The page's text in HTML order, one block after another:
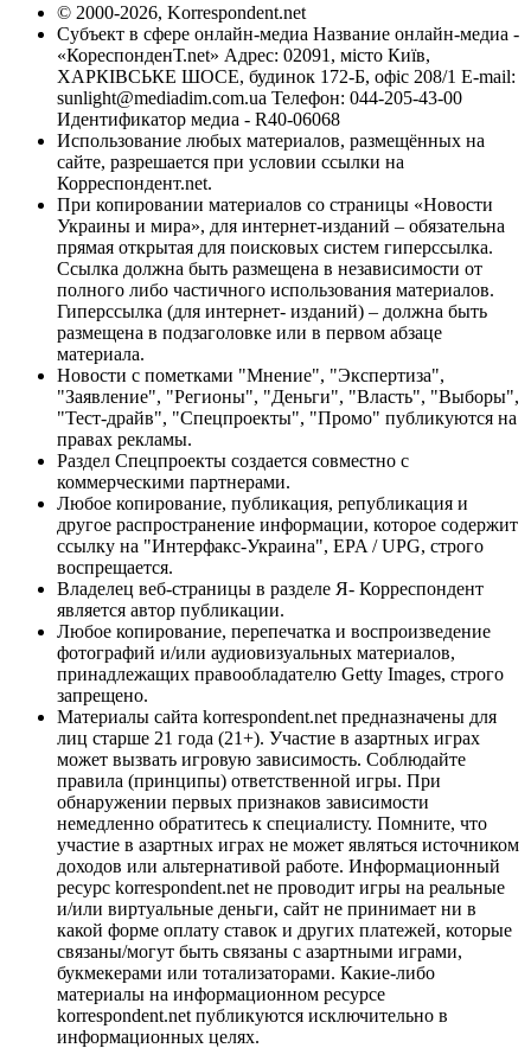
© 2000-2026, Korrespondent.net
Субъект в сфере онлайн-медиа Название онлайн-медиа -
«КореспонденТ.net» Адрес: 02091, місто Київ,
ХАРКІВСЬКЕ ШОСЕ, будинок 172-Б, офіс 208/1 E-mail:
sunlight@mediadim.com.ua Телефон: 044-205-43-00
Идентификатор медиа - R40-06068
Использование любых материалов, размещённых на
сайте, разрешается при условии ссылки на
Корреспондент.net.
При копировании материалов со страницы «Новости
Украины и мира», для интернет-изданий – обязательна
прямая открытая для поисковых систем гиперссылка.
Ссылка должна быть размещена в независимости от
полного либо частичного использования материалов.
Гиперссылка (для интернет- изданий) – должна быть
размещена в подзаголовке или в первом абзаце
материала.
Новости с пометками "Мнение", "Экспертиза",
"Заявление", "Регионы", "Деньги", "Власть", "Выборы",
"Тест-драйв", "Спецпроекты", "Промо" публикуются на
правах рекламы.
Раздел Спецпроекты создается совместно с
коммерческими партнерами.
Любое копирование, публикация, републикация и
другое распространение информации, которое содержит
ссылку на "Интерфакс-Украина", EPA / UPG, строго
воспрещается.
Владелец веб-страницы в разделе Я- Корреспондент
является автор публикации.
Любое копирование, перепечатка и воспроизведение
фотографий и/или аудиовизуальных материалов,
принадлежащих правообладателю Getty Images, строго
запрещено.
Материалы сайта korrespondent.net предназначены для
лиц старше 21 года (21+). Участие в азартных играх
может вызвать игровую зависимость. Соблюдайте
правила (принципы) ответственной игры. При
обнаружении первых признаков зависимости
немедленно обратитесь к специалисту. Помните, что
участие в азартных играх не может являться источником
доходов или альтернативой работе. Информационный
ресурс korrespondent.net не проводит игры на реальные
и/или виртуальные деньги, сайт не принимает ни в
какой форме оплату ставок и других платежей, которые
связаны/могут быть связаны с азартными играми,
букмекерами или тотализаторами. Какие-либо
материалы на информационном ресурсе
korrespondent.net публикуются исключительно в
информационных целях.